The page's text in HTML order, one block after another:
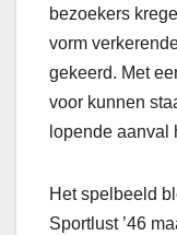
bezoekers
vorm
gekeerd. Met
voor kunnen
lopende aanval
Het spelbeeld
Sportlust ’46